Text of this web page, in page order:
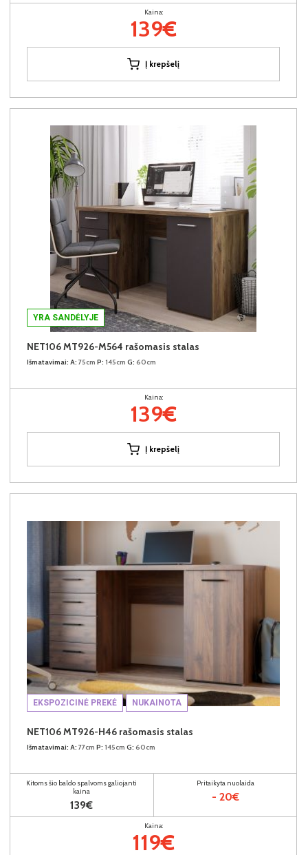
Kaina:
139€
Į krepšelį
YRA SANDĖLYJE
NET106 MT926-M564 rašomasis stalas
Išmatavimai: A: 75cm P: 145cm G: 60cm
Kaina:
139€
Į krepšelį
EKSPOZICINĖ PREKĖ NUKAINOTA
NET106 MT926-H46 rašomasis stalas
Išmatavimai: A: 77cm P: 145cm G: 60cm
Kitoms šio baldo spalvoms galiojanti
kaina
139€
Pritaikyta nuolaida
- 20€
Kaina:
119€